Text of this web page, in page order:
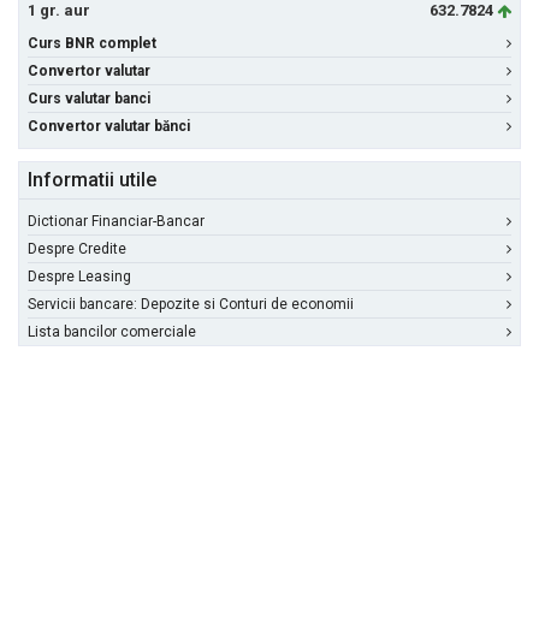
1 gr. aur
632.7824
Curs BNR complet
Convertor valutar
Curs valutar banci
Convertor valutar bănci
Informatii utile
Dictionar Financiar-Bancar
Despre Credite
Despre Leasing
Servicii bancare: Depozite si Conturi de economii
Lista bancilor comerciale